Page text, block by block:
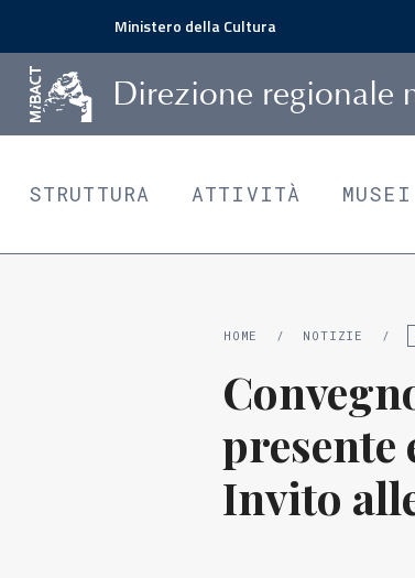
Ministero della Cultura
Direzione regionale
STRUTTURA ATTIVITÀ MUSEI
HOME / NOTIZIE /
presente
Invito